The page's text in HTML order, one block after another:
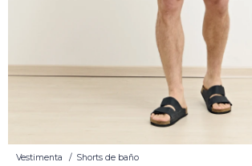
Vestimenta Shorts de baño